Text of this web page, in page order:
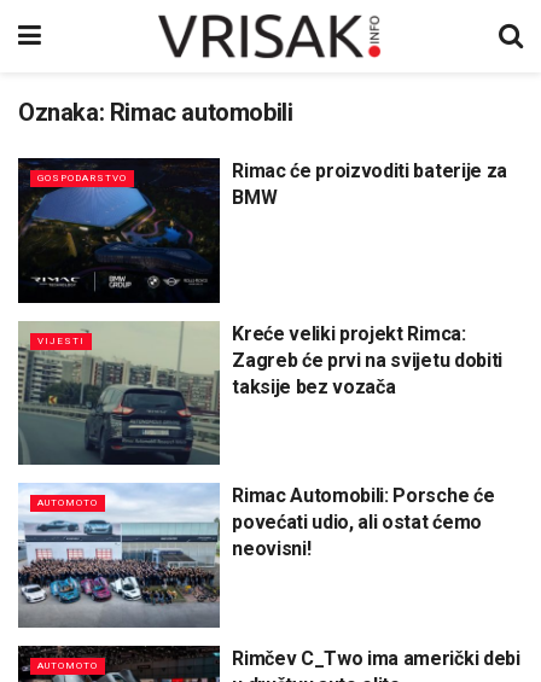
Oznaka: Rimac automobili
GOSPODARSTVO
Rimac će proizvoditi baterije za
BMW
VIJESTI
Kreće veliki projekt Rimca:
Zagreb će prvi na svijetu dobiti
taksije bez vozača
AUTOMOTO
Rimac Automobili: Porsche će
povećati udio, ali ostat ćemo
neovisni!
AUTOMOTO
Rimčev C_Two ima američki debi